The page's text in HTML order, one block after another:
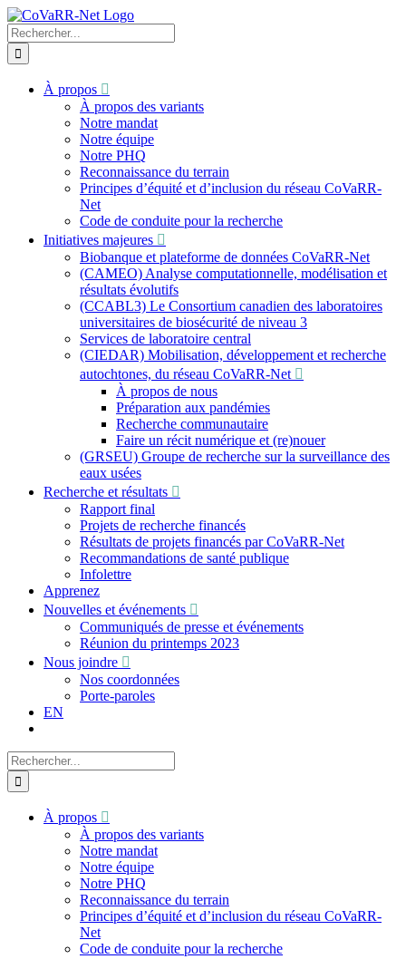
Skip
to
content
Recherche
sur
le
À propos
À propos des variants
Notre mandat
Notre équipe
Notre PHQ
Reconnaissance du terrain
Principes d’équité et d’inclusion du réseau CoVaRR-
Net
Code de conduite pour la recherche
Initiatives majeures
Biobanque et plateforme de données CoVaRR-Net
(CAMEO) Analyse computationnelle, modélisation et
résultats évolutifs
(CCABL3) Le Consortium canadien des laboratoires
universitaires de biosécurité de niveau 3
Services de laboratoire central
(CIEDAR) Mobilisation, développement et recherche
autochtones, du réseau CoVaRR-Net
À propos de nous
Préparation aux pandémies
Recherche communautaire
Faire un récit numérique et (re)nouer
(GRSEU) Groupe de recherche sur la surveillance des
eaux usées
Recherche et résultats
Rapport final
Projets de recherche financés
Résultats de projets financés par CoVaRR-Net
Recommandations de santé publique
Infolettre
Apprenez
Nouvelles et événements
Communiqués de presse et événements
Réunion du printemps 2023
Nous joindre
Nos coordonnées
Porte-paroles
EN
Recherche
sur
le
À propos
À propos des variants
Notre mandat
Notre équipe
Notre PHQ
Reconnaissance du terrain
Principes d’équité et d’inclusion du réseau CoVaRR-
Net
Code de conduite pour la recherche